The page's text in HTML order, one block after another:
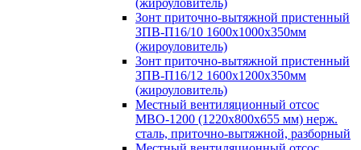
(жироуловитель)
Зонт приточно-вытяжной пристенный
ЗПВ-П16/10 1600х1000х350мм
(жироуловитель)
Зонт приточно-вытяжной пристенный
ЗПВ-П16/12 1600х1200х350мм
(жироуловитель)
Местный вентиляционный отсос
МВО-1200 (1220х800х655 мм) нерж.
сталь, приточно-вытяжной, разборный